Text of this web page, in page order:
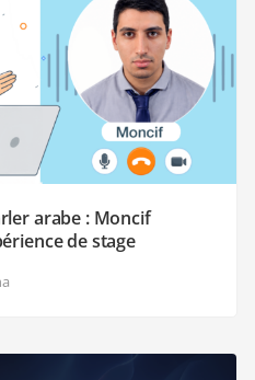
arabe : Moncif
de stage